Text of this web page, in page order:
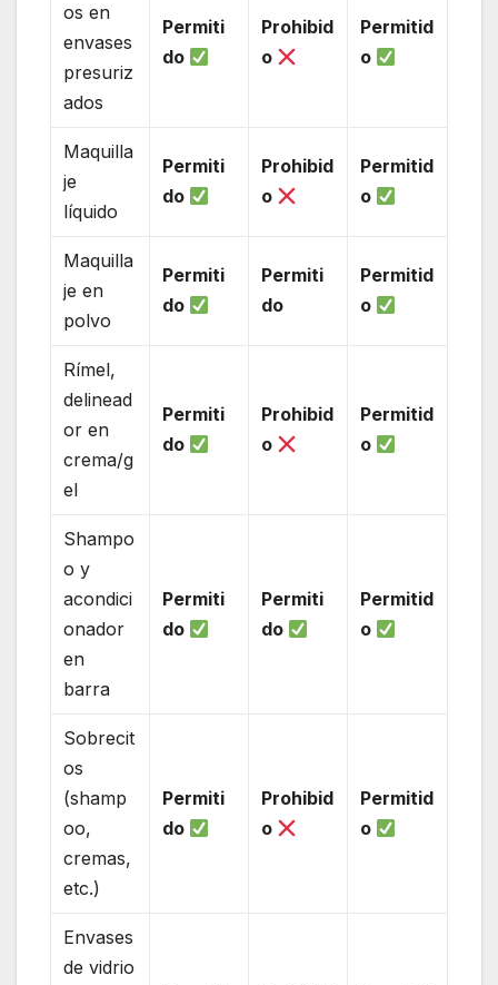
os en
envases
presuriz
ados
Permiti
do
Prohibid
o
Permitid
o
Maquilla
je
líquido
Permiti
do
Prohibid
o
Permitid
o
Maquilla
je en
polvo
Permiti
do
Permiti
do
Permitid
o
Rímel,
delinead
or en
crema/g
el
Permiti
do
Prohibid
o
Permitid
o
Shampo
o y
acondici
onador
en
barra
Permiti
do
Permiti
do
Permitid
o
Sobrecit
os
(shamp
oo,
cremas,
etc.)
Permiti
do
Prohibid
o
Permitid
o
Envases
de vidrio